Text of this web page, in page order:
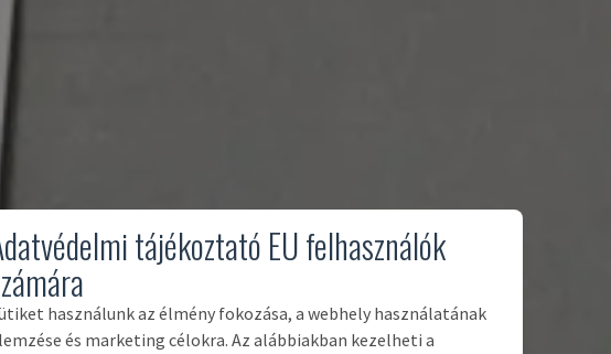
tájékoztató EU felhasználók
használunk az élmény fokozása, a webhely használatának
és marketing célokra. Az alábbiakban kezelheti a